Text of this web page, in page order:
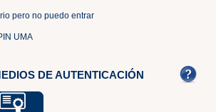
pero no puedo entrar
UMA
DE AUTENTICACIÓN